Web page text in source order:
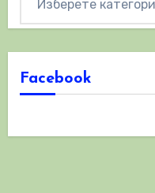
Facebook